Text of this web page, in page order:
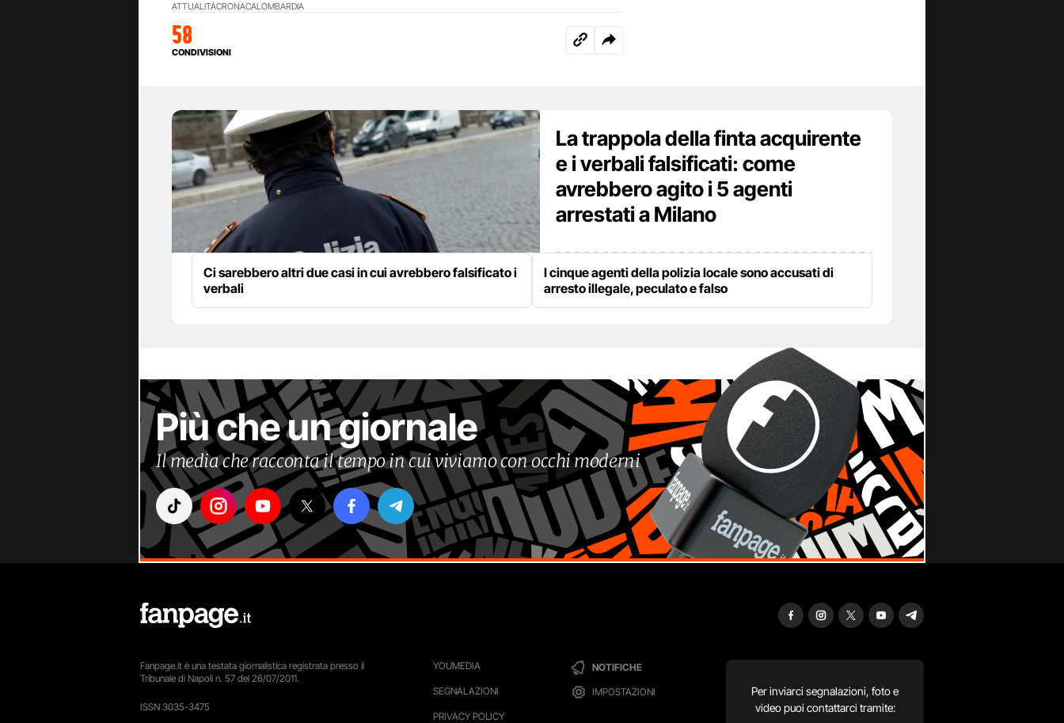
ATTUALITÀCRONACALOMBARDIA
58
CONDIVISIONI
La trappola della finta acquirente
e i verbali falsificati: come
avrebbero agito i 5 agenti
arrestati a Milano
Ci sarebbero altri due casi in cui avrebbero falsificato i
verbali
I cinque agenti della polizia locale sono accusati di
arresto illegale, peculato e falso
Più che un giornale
Il media che racconta il tempo in cui viviamo con occhi moderni
YOUMEDIA
SEGNALAZIONI
PRIVACY POLICY
NOTIFICHE
IMPOSTAZIONI
Per inviarci segnalazioni, foto e
video puoi contattarci tramite:
Fanpage.it è una testata giornalistica registrata presso il
Tribunale di Napoli n. 57 del 26/07/2011.
ISSN 3035-3475